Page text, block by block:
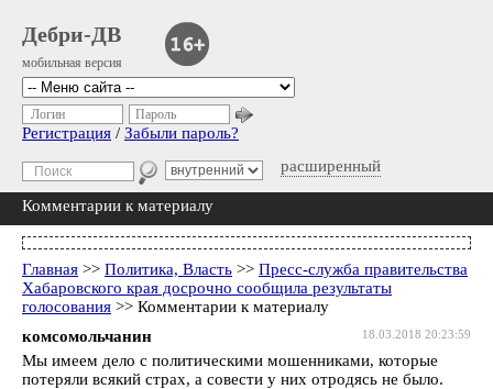
Дебри-ДВ
мобильная версия
расширенный
Логин Пароль
Регистрация / Забыли пароль?
Комментарии к материалу
Главная >> Политика, Власть >> Пресс-служба правительства
Хабаровского края досрочно сообщила результаты
голосования >> Комментарии к материалу
18.03.2018 20:23:59
комсомольчанин
Мы имеем дело с политическими мошенниками, которые
потеряли всякий страх, а совести у них отродясь не было.